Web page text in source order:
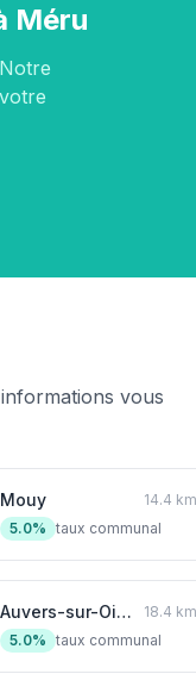
Méru
vous
Mouy
14.4 km
5.0% taux communal
Auvers-sur-Oise
18.4 km
5.0% taux communal